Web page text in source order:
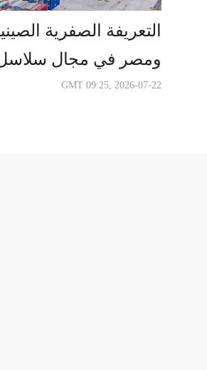
التعريفة الصفرية
ومصر في مجال سلاسل
GMT 09:25, 2026-07-22